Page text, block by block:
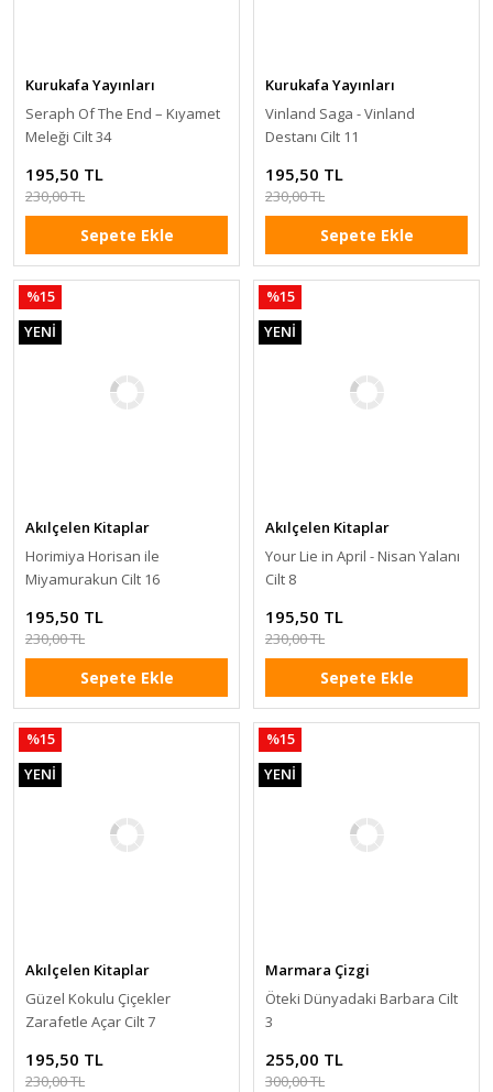
Kurukafa Yayınları
Seraph Of The End – Kıyamet
Meleği Cilt 34
195,50 TL
230,00 TL
Sepete Ekle
Kurukafa Yayınları
Vinland Saga - Vinland
Destanı Cilt 11
195,50 TL
230,00 TL
Sepete Ekle
%15
YENİ
Akılçelen Kitaplar
Horimiya Horisan ile
Miyamurakun Cilt 16
195,50 TL
230,00 TL
Sepete Ekle
%15
YENİ
Akılçelen Kitaplar
Your Lie in April - Nisan Yalanı
Cilt 8
195,50 TL
230,00 TL
Sepete Ekle
%15
YENİ
Akılçelen Kitaplar
Güzel Kokulu Çiçekler
Zarafetle Açar Cilt 7
195,50 TL
230,00 TL
%15
YENİ
Marmara Çizgi
Öteki Dünyadaki Barbara Cilt
3
255,00 TL
300,00 TL